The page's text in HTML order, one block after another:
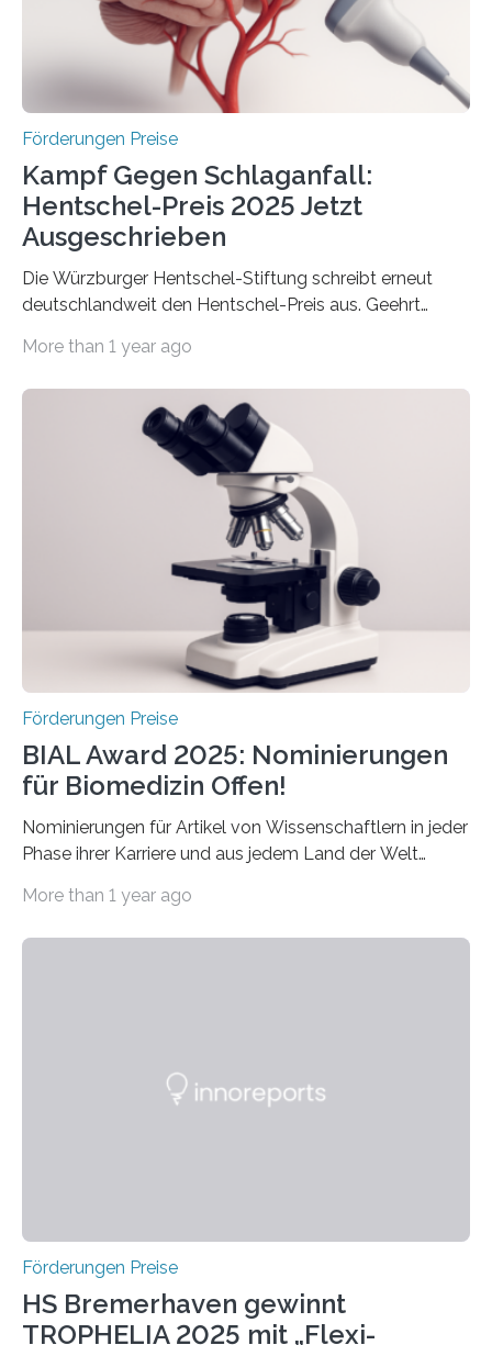
Berlin überbrachte das Bundesministerium für
Wirtschaft und Energie eine gute Nachricht:
Überplanmäßige Verpflichtungsermächtigungen in
Förderungen Preise
Kampf Gegen Schlaganfall:
Hentschel-Preis 2025 Jetzt
Ausgeschrieben
Die Würzburger Hentschel-Stiftung schreibt erneut
deutschlandweit den Hentschel-Preis aus. Geehrt
hochrangige wissenschaftliche Publikation zum Thema
Schlaganfall“ mit Sitz in Würzburg fördert die
Schlaganfallforschung, um die Behandlung der
Betroffenen zu verbessern. Dazu schreibt sie auch in
diesem Jahr wieder deutschlandweit den Hentschel-
Preis aus. Er richtet sich gezielt an jüngere
Forscherinnen und Forscher unter 40 Jahren. Geehrt
werden soll eine herausragende Doktorarbeit oder eine
hochrangige wissenschaftliche Publikation zum Thema
More than 1 year ago
Förderungen Preise
BIAL Award 2025: Nominierungen
für Biomedizin Offen!
Nominierungen für Artikel von Wissenschaftlern in jeder
Phase ihrer Karriere und aus jedem Land der Welt
Leben gerufen, um die bemerkenswertesten
Foundation, des BIAL Award in Biomedicine ist in
More than 1 year ago
Förderungen Preise
HS Bremerhaven gewinnt
TROPHELIA 2025 mit „Flexi-